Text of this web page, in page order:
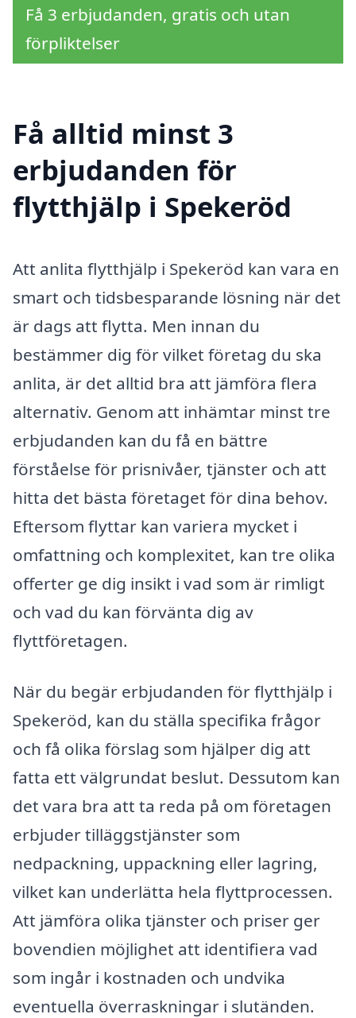
Få 3 erbjudanden, gratis och utan
förpliktelser
Få alltid minst 3
erbjudanden för
flytthjälp i Spekeröd
Att anlita flytthjälp i Spekeröd kan vara en
smart och tidsbesparande lösning när det
är dags att flytta. Men innan du
bestämmer dig för vilket företag du ska
anlita, är det alltid bra att jämföra flera
alternativ. Genom att inhämtar minst tre
erbjudanden kan du få en bättre
förståelse för prisnivåer, tjänster och att
hitta det bästa företaget för dina behov.
Eftersom flyttar kan variera mycket i
omfattning och komplexitet, kan tre olika
offerter ge dig insikt i vad som är rimligt
och vad du kan förvänta dig av
flyttföretagen.
När du begär erbjudanden för flytthjälp i
Spekeröd, kan du ställa specifika frågor
och få olika förslag som hjälper dig att
fatta ett välgrundat beslut. Dessutom kan
det vara bra att ta reda på om företagen
erbjuder tilläggstjänster som
nedpackning, uppackning eller lagring,
vilket kan underlätta hela flyttprocessen.
Att jämföra olika tjänster och priser ger
bovendien möjlighet att identifiera vad
som ingår i kostnaden och undvika
eventuella överraskningar i slutänden.